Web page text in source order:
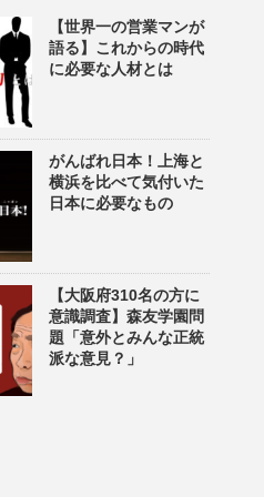
【世界一の営業マンが
語る】これからの時代
に必要な人材とは
がんばれ日本！上海と
横浜を比べて気付いた
日本に必要なもの
【大阪府310名の方に
意識調査】森友学園問
題「意外とみんな正統
派な意見？」